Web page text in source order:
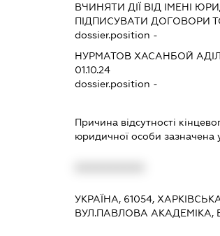
ВЧИНЯТИ ДІЇ ВІД ІМЕНІ
ПІДПИСУВАТИ ДОГОВОРИ
dossier.position -
НУРМАТОВ ХАСАНБОЙ
01.10.24
dossier.position -
Причина відсутності
юридичної особи зазначена
УКРАЇНА, 61054,
ВУЛ.ПАВЛОВА АКАДЕМІКА,